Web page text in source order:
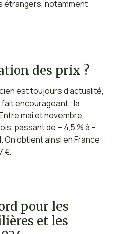
étrangers, notamment
des prix ?
est toujours d’actualité,
fait encourageant : la
mai et novembre,
passant de – 4,5 % à –
On obtient ainsi en France
€.
pour les
et les